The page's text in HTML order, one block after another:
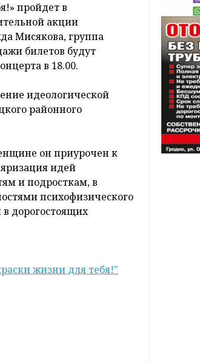
пройдет в
акции
Мисякова, группа
билетов будут
в 18.00.
идеологической
районного
он приурочен к
идей
и подросткам, в
психофизического
дорогостоящих
жизни для тебя!"